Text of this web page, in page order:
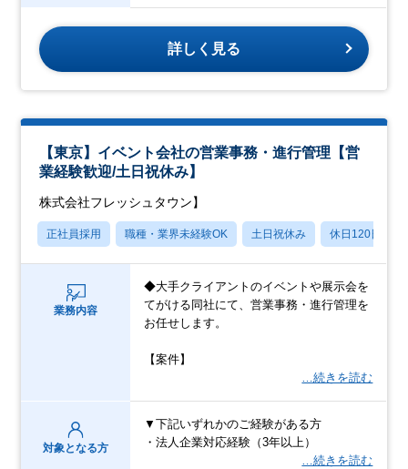
詳しく見る
【東京】イベント会社の営業事務・進行管理【営
業経験歓迎/土日祝休み】
株式会社フレッシュタウン】
正社員採用 職種・業界未経験OK 土日祝休み 休日120日以上
業務内容
◆大手クライアントのイベントや展示会を
てがける同社にて、営業事務・進行管理を
お任せします。
【案件】
…続きを読む
対象となる方
▼下記いずれかのご経験がある方
・法人企業対応経験（3年以上）
…続きを読む